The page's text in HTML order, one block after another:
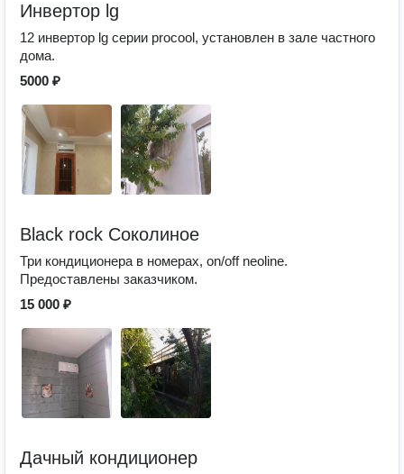
Инвертор lg
12 инвертор lg серии procool, установлен в зале частного
дома.
5000 ₽
Black rock Соколиное
Три кондиционера в номерах, on/off neoline.
Предоставлены заказчиком.
15 000 ₽
Дачный кондиционер